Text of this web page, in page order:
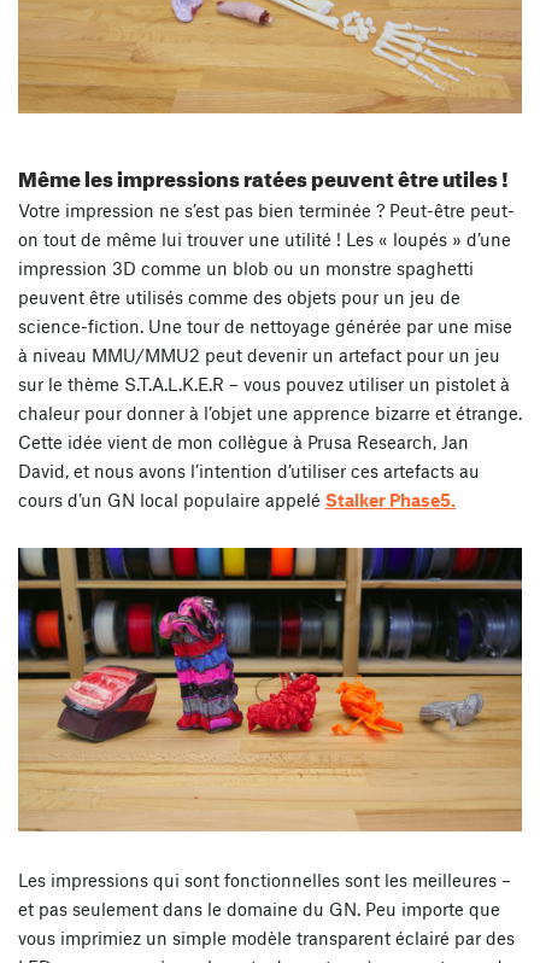
Même les impressions ratées peuvent être utiles !
Votre impression ne s’est pas bien terminée ? Peut-être peut-
on tout de même lui trouver une utilité ! Les « loupés » d’une
impression 3D comme un blob ou un monstre spaghetti
peuvent être utilisés comme des objets pour un jeu de
science-fiction. Une tour de nettoyage générée par une mise
à niveau MMU/MMU2 peut devenir un artefact pour un jeu
sur le thème S.T.A.L.K.E.R – vous pouvez utiliser un pistolet à
chaleur pour donner à l’objet une apprence bizarre et étrange.
Cette idée vient de mon collègue à Prusa Research, Jan
David, et nous avons l’intention d’utiliser ces artefacts au
cours d’un GN local populaire appelé Stalker Phase5.
Les impressions qui sont fonctionnelles sont les meilleures –
et pas seulement dans le domaine du GN. Peu importe que
vous imprimiez un simple modèle transparent éclairé par des